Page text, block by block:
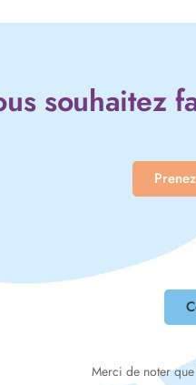
souhaitez
Merci de noter que